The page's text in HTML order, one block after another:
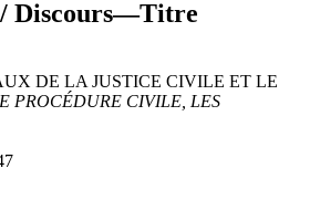
Discours—Titre
DE LA JUSTICE CIVILE ET LE
PROCÉDURE CIVILE, LES